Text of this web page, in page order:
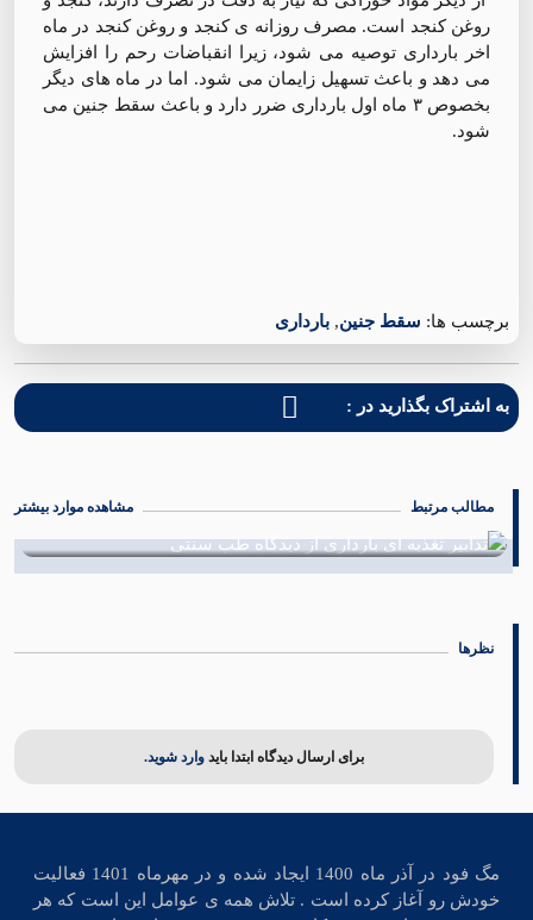
روغن کنجد است. مصرف روزانه ی کنجد و روغن کنجد در ماه
اخر بارداری توصیه می شود، زیرا انقباضات رحم را افزایش
می دهد و باعث تسهیل زایمان می شود. اما در ماه های دیگر
بخصوص ۳ ماه اول بارداری ضرر دارد و باعث سقط جنین می
شود.
برچسب ها: سقط جنین, بارداری
به اشتراک بگذارید در :
مطالب مرتبط مشاهده موارد بیشتر
نظرها
برای ارسال دیدگاه ابتدا باید وارد شوید.
مگ فود در آذر ماه 1400 ایجاد شده و در مهرماه 1401 فعالیت
خودش رو آغاز کرده است . تلاش همه ی عوامل این است که هر